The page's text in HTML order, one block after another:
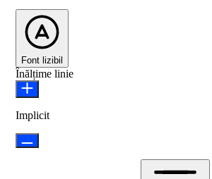
Font lizibil
Înălțime linie
Implicit